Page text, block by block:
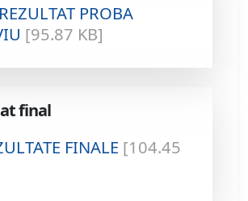
PROBA
[95.87 KB]
final
FINALE [104.45